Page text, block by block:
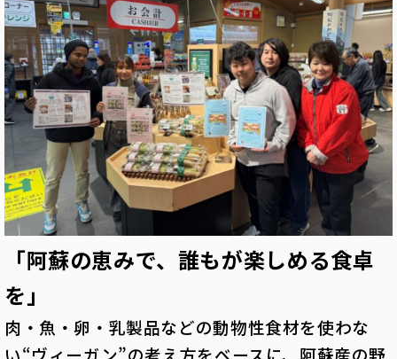
「阿蘇の恵みで、誰もが楽しめる食卓
を」
肉・魚・卵・乳製品などの動物性食材を使わな
い“ヴィーガン”の考え方をベースに、阿蘇産の野